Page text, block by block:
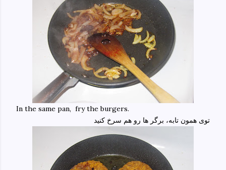
In the same pan, fry the burgers.
توی همون تابه، برگر ها رو هم سرخ کنید